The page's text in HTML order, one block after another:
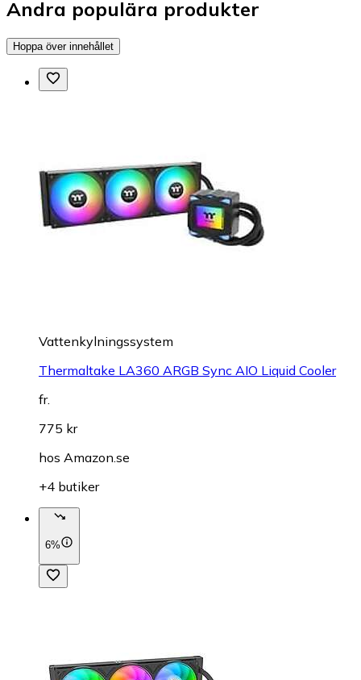
Andra populära produkter
Hoppa över innehållet
Vattenkylningssystem
Thermaltake LA360 ARGB Sync AIO Liquid Cooler
fr.
775 kr
hos Amazon.se
+4 butiker
6%